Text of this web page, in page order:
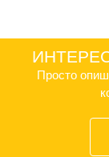
Просто